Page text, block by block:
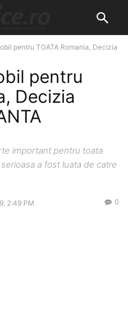
pentru TOATA Romania, Decizia
pentru
Decizia
important pentru toata
a fost luata de catre
2:49 PM 0